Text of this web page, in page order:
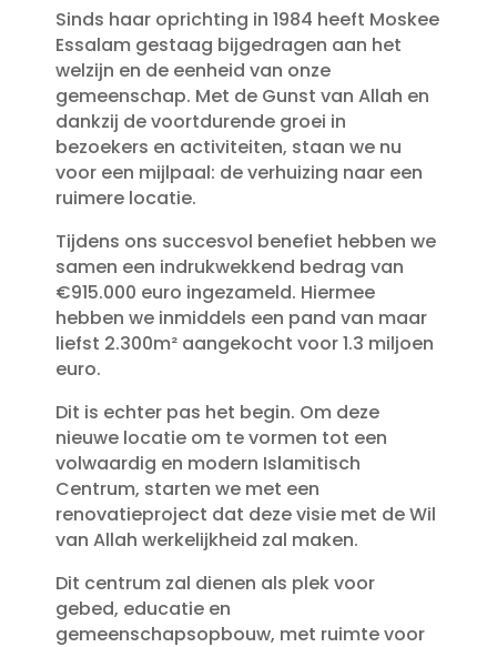
Sinds haar oprichting in 1984 heeft Moskee
Essalam gestaag bijgedragen aan het
welzijn en de eenheid van onze
gemeenschap. Met de Gunst van Allah en
dankzij de voortdurende groei in
bezoekers en activiteiten, staan we nu
voor een mijlpaal: de verhuizing naar een
ruimere locatie.
Tijdens ons succesvol benefiet hebben we
samen een indrukwekkend bedrag van
€915.000 euro ingezameld. Hiermee
hebben we inmiddels een pand van maar
liefst 2.300m² aangekocht voor 1.3 miljoen
euro.
Dit is echter pas het begin. Om deze
nieuwe locatie om te vormen tot een
volwaardig en modern Islamitisch
Centrum, starten we met een
renovatieproject dat deze visie met de Wil
van Allah werkelijkheid zal maken.
Dit centrum zal dienen als plek voor
gebed, educatie en
gemeenschapsopbouw, met ruimte voor